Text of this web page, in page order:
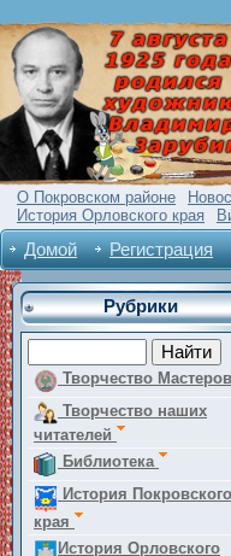
О Покровском районе
История Орловского края
Домой Регистрация
Рубрики
Творчество Мастеров
Творчество наших
читателей
Библиотека
История Покровского
края
История Орловского